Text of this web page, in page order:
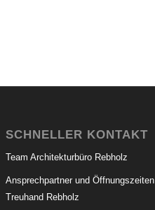
SCHNELLER KONTAKT
Team Architekturbüro Rebholz
Ansprechpartner und Öffnungszeiten
Treuhand Rebholz